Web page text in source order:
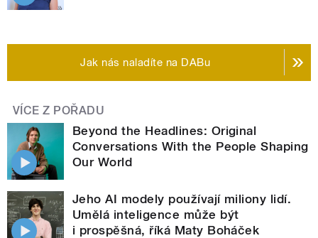
Jak nás naladíte na DABu
VÍCE Z POŘADU
Beyond the Headlines: Original
Conversations With the People Shaping
Our World
Jeho AI modely používají miliony lidí.
Umělá inteligence může být
i prospěšná, říká Maty Boháček